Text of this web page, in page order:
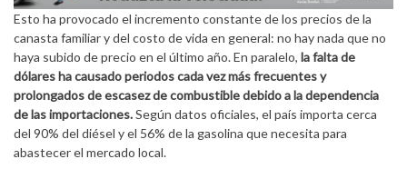
Esto ha provocado el incremento constante de los precios de la
canasta familiar y del costo de vida en general: no hay nada que no
haya subido de precio en el último año. En paralelo, la falta de
dólares ha causado periodos cada vez más frecuentes y
prolongados de escasez de combustible debido a la dependencia
de las importaciones.Según datos oficiales, el país importa cerca
del 90% del diésel y el 56% de la gasolina que necesita para
abastecer el mercado local.